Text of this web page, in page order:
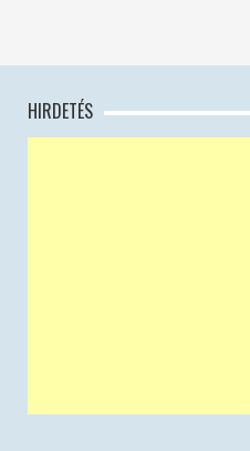
HIRDETÉS